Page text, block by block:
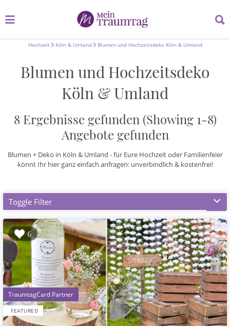
nach:
nach:
Hochzeit Köln & Umland Blumen und Hochzeitsdeko Köln & Umland
Blumen und Hochzeitsdeko
Köln & Umland
8 Ergebnisse gefunden (Showing 1-8)
Angebote gefunden
Blumen + Deko in Köln & Umland - für Eure Hochzeit oder Familienfeier
könnt Ihr hier ganz einfach anfragen: unverbindlich & kostenfrei!
Toggle Filter
6
FEATURED
1